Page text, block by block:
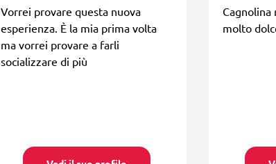
Vorrei provare questa nuova
esperienza. È la mia prima volta
ma vorrei provare a farli
socializzare di più
Cagnolina
molto